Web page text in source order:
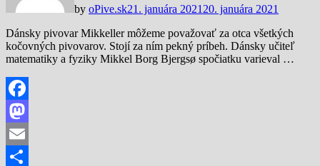
by oPive.sk21. januára 202120. januára 2021
Dánsky pivovar Mikkeller môžeme považovať za otca všetkých
kočovných pivovarov. Stojí za ním pekný príbeh. Dánsky učiteľ
matematiky a fyziky Mikkel Borg Bjergsø spočiatku varieval …
Facebook
Mastodon
Email